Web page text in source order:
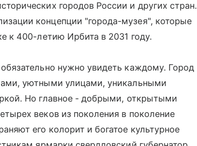
городов России и других стран.
концепции "города-музея", которые
к 400-летию Ирбита в 2031 году.
нужно увидеть каждому. Город
уютными улицами, уникальными
Но главное - добрыми, открытыми
веков из поколения в поколение
его колорит и богатое культурное